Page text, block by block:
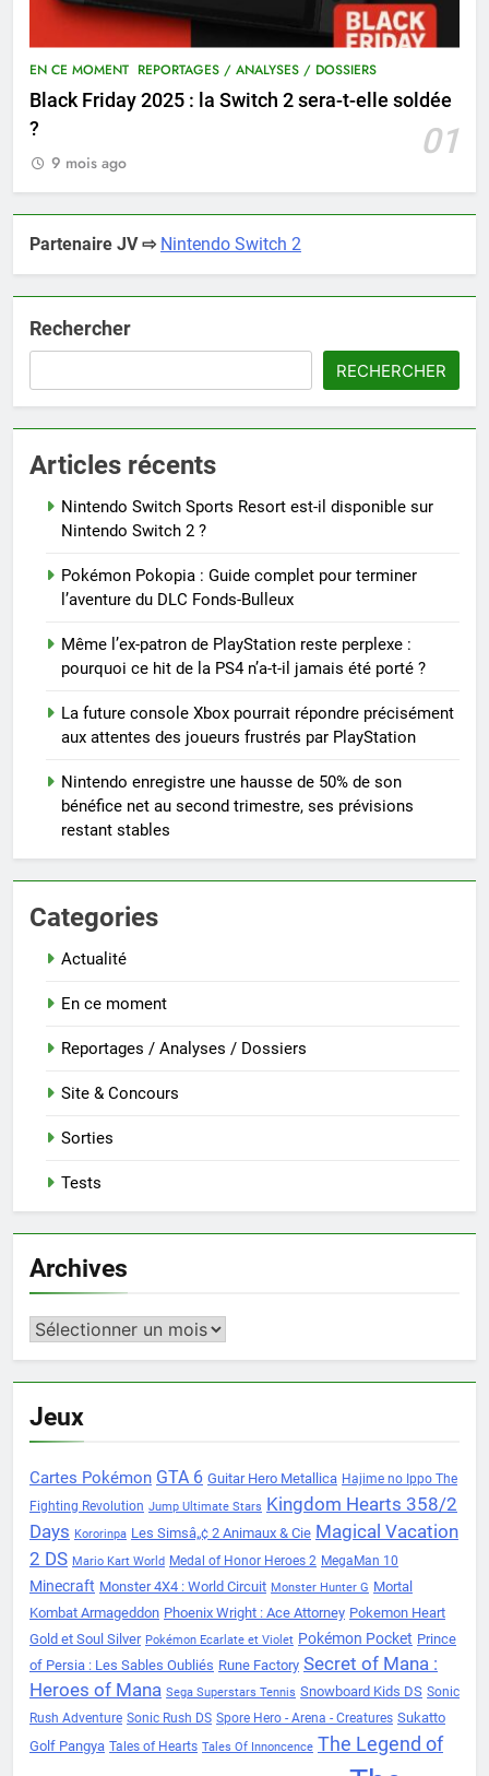
EN CE MOMENT REPORTAGES / ANALYSES / DOSSIERS
Black Friday 2025 : la Switch 2 sera-t-elle soldée
?
01
9 mois ago
Partenaire JV ⇨ Nintendo Switch 2
Rechercher
RECHERCHER
Articles récents
Nintendo Switch Sports Resort est-il disponible sur
Nintendo Switch 2 ?
Pokémon Pokopia : Guide complet pour terminer
l’aventure du DLC Fonds-Bulleux
Même l’ex-patron de PlayStation reste perplexe :
pourquoi ce hit de la PS4 n’a-t-il jamais été porté ?
La future console Xbox pourrait répondre précisément
aux attentes des joueurs frustrés par PlayStation
Nintendo enregistre une hausse de 50% de son
bénéfice net au second trimestre, ses prévisions
restant stables
Categories
Actualité
En ce moment
Reportages / Analyses / Dossiers
Site & Concours
Sorties
Tests
Archives
Archives
Jeux
Cartes Pokémon GTA 6 Guitar Hero Metallica Hajime no Ippo The
Fighting Revolution Jump Ultimate Stars Kingdom Hearts 358/2
Days Kororinpa Les Simsâ„¢ 2 Animaux & Cie Magical Vacation
2 DS Mario Kart World Medal of Honor Heroes 2 MegaMan 10
Minecraft Monster 4X4 : World Circuit Monster Hunter G Mortal
Kombat Armageddon Phoenix Wright : Ace Attorney Pokemon Heart
Gold et Soul Silver Pokémon Ecarlate et Violet Pokémon Pocket Prince
of Persia : Les Sables Oubliés Rune Factory Secret of Mana :
Heroes of Mana Sega Superstars Tennis Snowboard Kids DS Sonic
Rush Adventure Sonic Rush DS Spore Hero - Arena - Creatures Sukatto
Golf Pangya Tales of Hearts Tales Of Innoncence The Legend of